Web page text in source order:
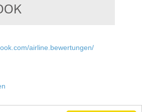
airline.bewertungen/